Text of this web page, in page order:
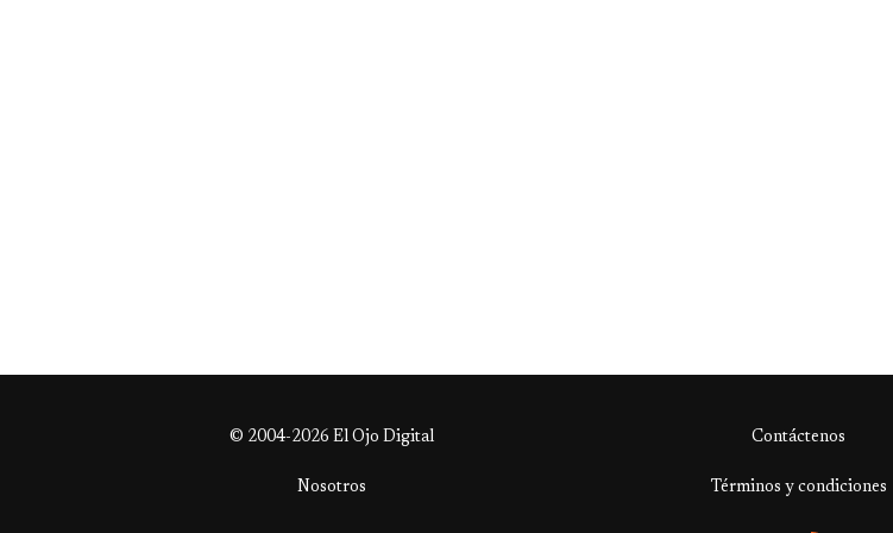
© 2004-2026 El Ojo Digital Contáctenos
Nosotros Términos y condiciones